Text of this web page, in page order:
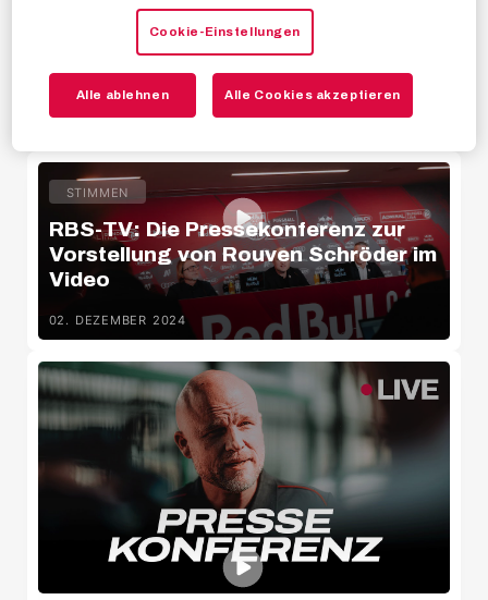
Highlights
Hinter den Kulissen
Livestreams
Highlights | FC Red Bull Salzburg 4 -
0 TSV Hartberg
04. DEZEMBER 2024
STIMMEN
RBS-TV: Die Pressekonferenz zur
Vorstellung von Rouven Schröder im
Video
02. DEZEMBER 2024
Cookie-Einstellungen
Alle ablehnen Alle Cookies akzeptieren